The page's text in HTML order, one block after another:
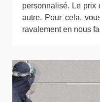
personnalisé. Le prix
autre. Pour cela,
ravalement en nous